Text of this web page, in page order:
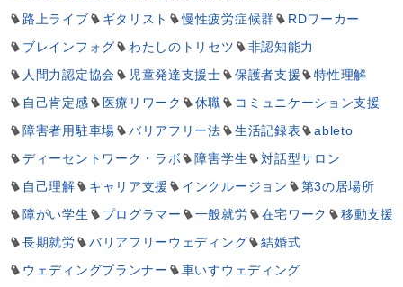
路上ライブ
ギタリスト 慢性疲労症候群
RDワーカー
ブレインフォグ
わたしのトリセツ
非認知能力
人間力認定協会
児童発達支援士 保護者支援
特性理解
自己肯定感
医療リワーク 休職
コミュニケーション支援
障害者用駐車場
バリアフリー法 生活記録表
ableto
ディーセントワーク・ラボ
障害学生
対話型サロン
自己理解
キャリア支援 インクルージョン
第3の居場所
障がい学生
プログラマー 一般就労 在宅ワーク
移動支援
長期就労
バリアフリーウェディング
結婚式
ウェディングプランナー
車いすウェディング